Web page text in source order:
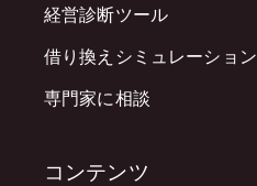
経営診断ツール
借り換えシミュレーション
専門家に相談
コンテンツ